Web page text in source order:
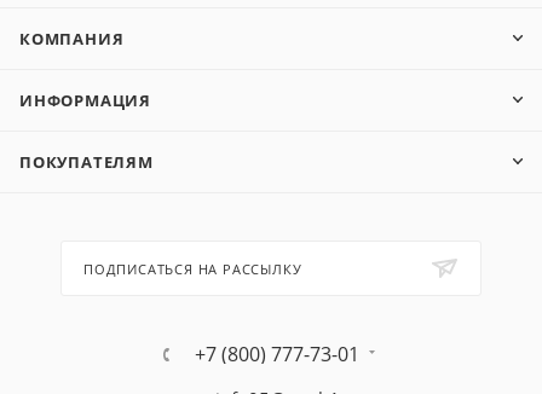
КОМПАНИЯ
ИНФОРМАЦИЯ
ПОКУПАТЕЛЯМ
ПОДПИСАТЬСЯ НА РАССЫЛКУ
+7 (800) 777-73-01